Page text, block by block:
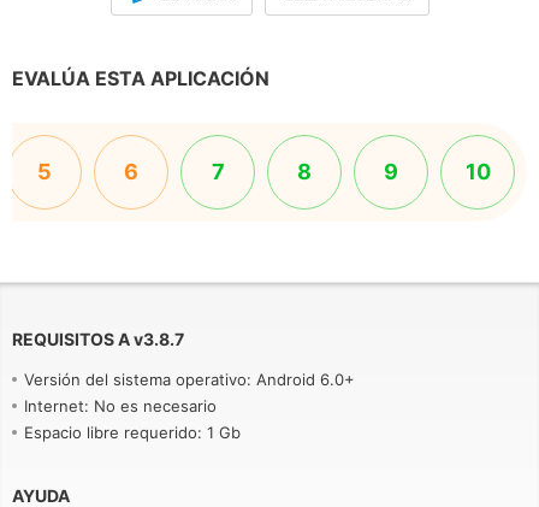
EVALÚA ESTA APLICACIÓN
5 6 7 8 9 10
REQUISITOS Av3.8.7
Versión del sistema operativo: Android 6.0+
Internet: No es necesario
Espacio libre requerido: 1 Gb
AYUDA